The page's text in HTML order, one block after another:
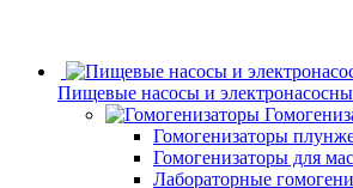
Пищевые насосы и
Гомогенизаторы
Гомогенизаторы для
Лабораторные